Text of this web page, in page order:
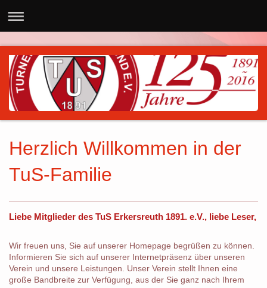
Herzlich Willkommen in der
TuS-Familie
Liebe Mitglieder des TuS Erkersreuth 1891. e.V., liebe Leser,
Wir freuen uns, Sie auf unserer Homepage begrüßen zu können.
Informieren Sie sich auf unserer Internetpräsenz über unseren
Verein und unsere Leistungen. Unser Verein stellt Ihnen eine
große Bandbreite zur Verfügung, aus der Sie ganz nach Ihrem